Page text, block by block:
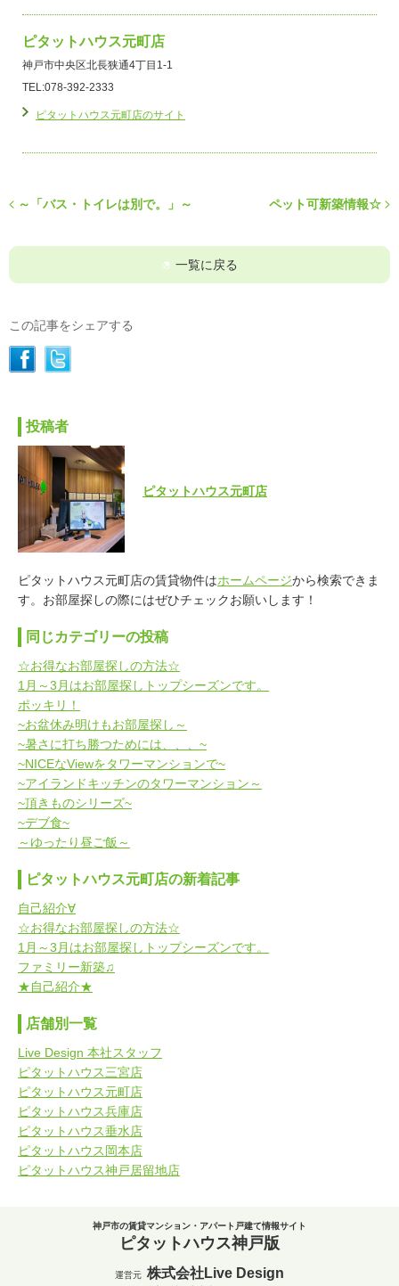
ピタットハウス元町店
神戸市中央区北長狭通4丁目1-1
TEL:078-392-2333
ピタットハウス元町店のサイト
～「バス・トイレは別で。」～ ペット可新築情報☆
一覧に戻る
この記事をシェアする
投稿者
ピタットハウス元町店
ピタットハウス元町店の賃貸物件はホームページから検索できま
す。お部屋探しの際にはぜひチェックお願いします！
同じカテゴリーの投稿
☆お得なお部屋探しの方法☆
1月～3月はお部屋探しトップシーズンです。
ポッキリ！
~お盆休み明けもお部屋探し～
~暑さに打ち勝つためには、、、~
~NICEなViewをタワーマンションで~
~アイランドキッチンのタワーマンション～
~頂きものシリーズ~
~デブ食~
～ゆったり昼ご飯～
ピタットハウス元町店の新着記事
自己紹介∀
☆お得なお部屋探しの方法☆
1月～3月はお部屋探しトップシーズンです。
ファミリー新築♫
★自己紹介★
店舗別一覧
Live Design 本社スタッフ
ピタットハウス三宮店
ピタットハウス元町店
ピタットハウス兵庫店
ピタットハウス垂水店
ピタットハウス岡本店
ピタットハウス神戸居留地店
神戸市の賃貸マンション・アパート戸建て情報サイト
ピタットハウス神戸版
運営元 株式会社Live Design